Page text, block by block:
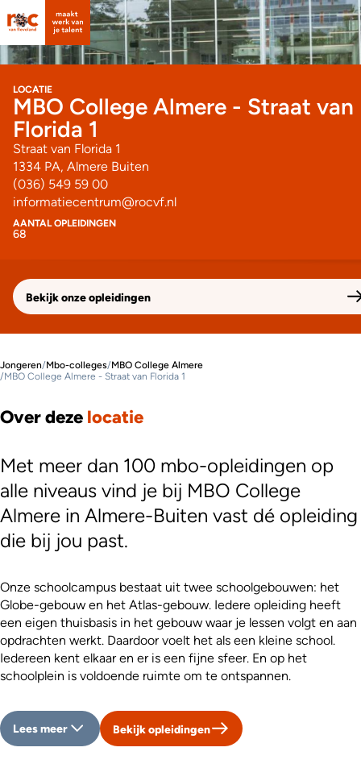
LOCATIE
MBO College Almere - Straat van
Florida 1
Straat van Florida 1
1334 PA, Almere Buiten
(036) 549 59 00
informatiecentrum@rocvf.nl
AANTAL OPLEIDINGEN
68
Bekijk onze opleidingen
Jongeren/Mbo-colleges/MBO College Almere
/MBO College Almere - Straat van Florida 1
Over deze locatie
Met meer dan 100 mbo-opleidingen op
alle niveaus vind je bij MBO College
Almere in Almere-Buiten vast dé opleiding
die bij jou past.
Onze schoolcampus bestaat uit twee schoolgebouwen: het
Globe-gebouw en het Atlas-gebouw. Iedere opleiding heeft
een eigen thuisbasis in het gebouw waar je lessen volgt en aan
opdrachten werkt. Daardoor voelt het als een kleine school.
Iedereen kent elkaar en er is een fijne sfeer. En op het
schoolplein is voldoende ruimte om te ontspannen.
Bekijk opleidingen
Lees meer